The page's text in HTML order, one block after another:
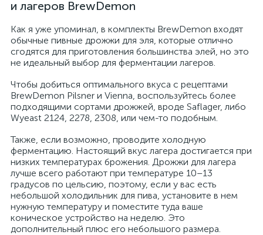
и лагеров BrewDemon
Как я уже упоминал, в комплекты BrewDemon входят
обычные пивные дрожжи для эля, которые отлично
сгодятся для приготовления большинства элей, но это
не идеальный выбор для ферментации лагеров.
Чтобы добиться оптимального вкуса с рецептами
BrewDemon Pilsner и Vienna, воспользуйтесь более
подходящими сортами дрожжей, вроде Saflager, либо
Wyeast 2124, 2278, 2308, или чем-то подобным.
Также, если возможно, проводите холодную
ферментацию. Настоящий вкус лагера достигается при
низких температурах брожения. Дрожжи для лагера
лучше всего работают при температуре 10–13
градусов по цельсию, поэтому, если у вас есть
небольшой холодильник для пива, установите в нем
нужную температуру и поместите туда ваше
коническое устройство на неделю. Это
дополнительный плюс его небольшого размера.